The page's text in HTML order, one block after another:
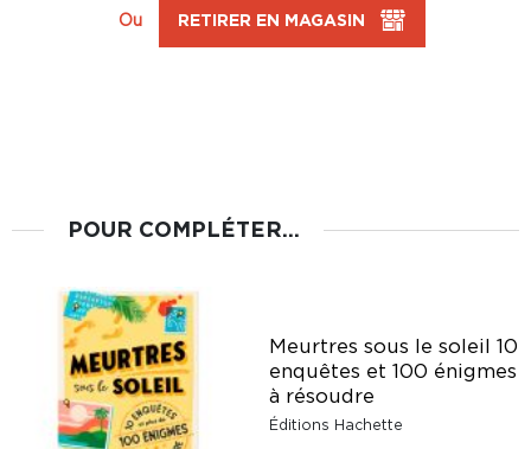
Ou RETIRER EN MAGASIN
POUR COMPLÉTER...
Meurtres sous le soleil 10
enquêtes et 100 énigmes
à résoudre
Éditions Hachette